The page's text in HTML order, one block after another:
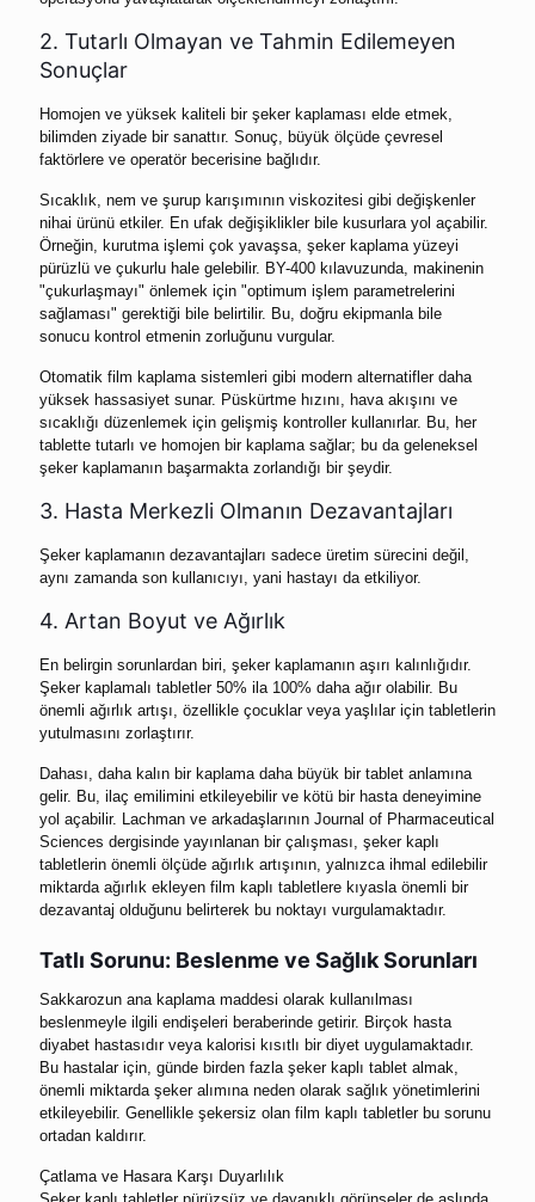
2. Tutarlı Olmayan ve Tahmin Edilemeyen
Sonuçlar
Homojen ve yüksek kaliteli bir şeker kaplaması elde etmek,
bilimden ziyade bir sanattır. Sonuç, büyük ölçüde çevresel
faktörlere ve operatör becerisine bağlıdır.
Sıcaklık, nem ve şurup karışımının viskozitesi gibi değişkenler
nihai ürünü etkiler. En ufak değişiklikler bile kusurlara yol açabilir.
Örneğin, kurutma işlemi çok yavaşsa, şeker kaplama yüzeyi
pürüzlü ve çukurlu hale gelebilir. BY-400 kılavuzunda, makinenin
"çukurlaşmayı" önlemek için "optimum işlem parametrelerini
sağlaması" gerektiği bile belirtilir. Bu, doğru ekipmanla bile
sonucu kontrol etmenin zorluğunu vurgular.
Otomatik film kaplama sistemleri gibi modern alternatifler daha
yüksek hassasiyet sunar. Püskürtme hızını, hava akışını ve
sıcaklığı düzenlemek için gelişmiş kontroller kullanırlar. Bu, her
tablette tutarlı ve homojen bir kaplama sağlar; bu da geleneksel
şeker kaplamanın başarmakta zorlandığı bir şeydir.
3. Hasta Merkezli Olmanın Dezavantajları
Şeker kaplamanın dezavantajları sadece üretim sürecini değil,
aynı zamanda son kullanıcıyı, yani hastayı da etkiliyor.
4. Artan Boyut ve Ağırlık
En belirgin sorunlardan biri, şeker kaplamanın aşırı kalınlığıdır.
Şeker kaplamalı tabletler 50% ila 100% daha ağır olabilir. Bu
önemli ağırlık artışı, özellikle çocuklar veya yaşlılar için tabletlerin
yutulmasını zorlaştırır.
Dahası, daha kalın bir kaplama daha büyük bir tablet anlamına
gelir. Bu, ilaç emilimini etkileyebilir ve kötü bir hasta deneyimine
yol açabilir. Lachman ve arkadaşlarının Journal of Pharmaceutical
Sciences dergisinde yayınlanan bir çalışması, şeker kaplı
tabletlerin önemli ölçüde ağırlık artışının, yalnızca ihmal edilebilir
miktarda ağırlık ekleyen film kaplı tabletlere kıyasla önemli bir
dezavantaj olduğunu belirterek bu noktayı vurgulamaktadır.
Tatlı Sorunu: Beslenme ve Sağlık Sorunları
Sakkarozun ana kaplama maddesi olarak kullanılması
beslenmeyle ilgili endişeleri beraberinde getirir. Birçok hasta
diyabet hastasıdır veya kalorisi kısıtlı bir diyet uygulamaktadır.
Bu hastalar için, günde birden fazla şeker kaplı tablet almak,
önemli miktarda şeker alımına neden olarak sağlık yönetimlerini
etkileyebilir. Genellikle şekersiz olan film kaplı tabletler bu sorunu
ortadan kaldırır.
Çatlama ve Hasara Karşı Duyarlılık